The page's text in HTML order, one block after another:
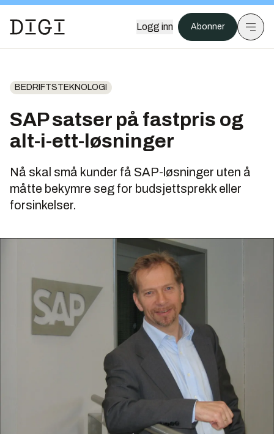
Logg inn Abonner
BEDRIFTSTEKNOLOGI
SAP satser på fastpris og
alt-i-ett-løsninger
Nå skal små kunder få SAP-løsninger uten å
måtte bekymre seg for budsjettsprekk eller
forsinkelser.